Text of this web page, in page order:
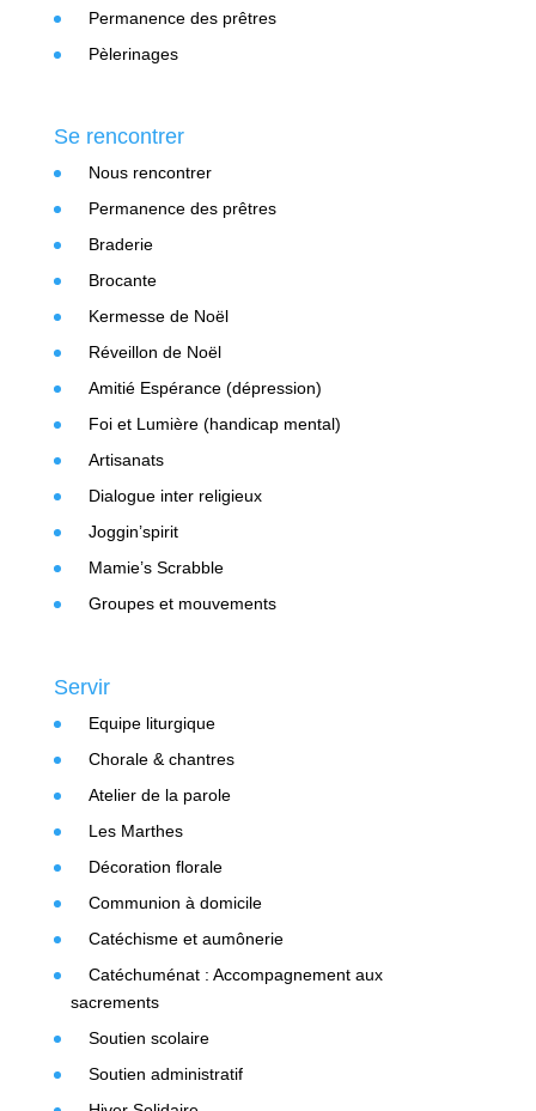
Permanence des prêtres
Pèlerinages
Se rencontrer
Nous rencontrer
Permanence des prêtres
Braderie
Brocante
Kermesse de Noël
Réveillon de Noël
Amitié Espérance (dépression)
Foi et Lumière (handicap mental)
Artisanats
Dialogue inter religieux
Joggin’spirit
Mamie’s Scrabble
Groupes et mouvements
Servir
Equipe liturgique
Chorale & chantres
Atelier de la parole
Les Marthes
Décoration florale
Communion à domicile
Catéchisme et aumônerie
Catéchuménat : Accompagnement aux
sacrements
Soutien scolaire
Soutien administratif